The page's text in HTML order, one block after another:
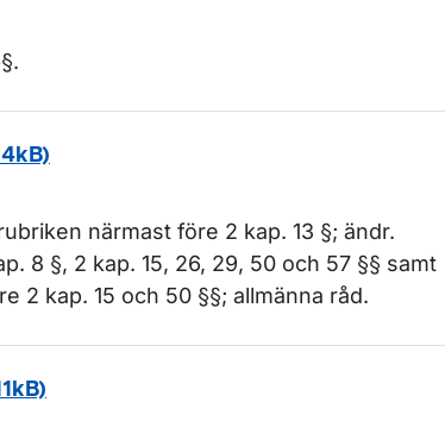
närmast före 2 kap. 13 §; ändr.
8 §, 2 kap. 15, 26, 29, 50 och 57 §§ samt
2 kap. 15 och 50 §§; allmänna råd.